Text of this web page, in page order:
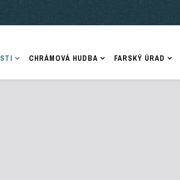
CHRÁMOVÁ HUDBA FARSKÝ ÚRAD